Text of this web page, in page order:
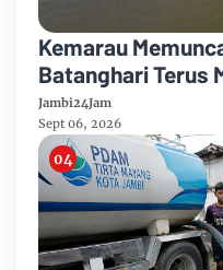
Kemarau
Batanghari Terus
Hadapi Ancaman
Karhutla
Jambi24Jam
Sept 06, 2026